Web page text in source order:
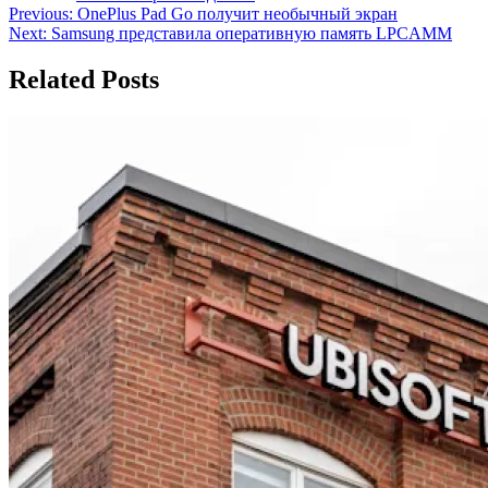
Навигация
по
записям
Previous: OnePlus Pad Go получит необычный экран
Next: Samsung представила оперативную память LPCAMM
Related Posts